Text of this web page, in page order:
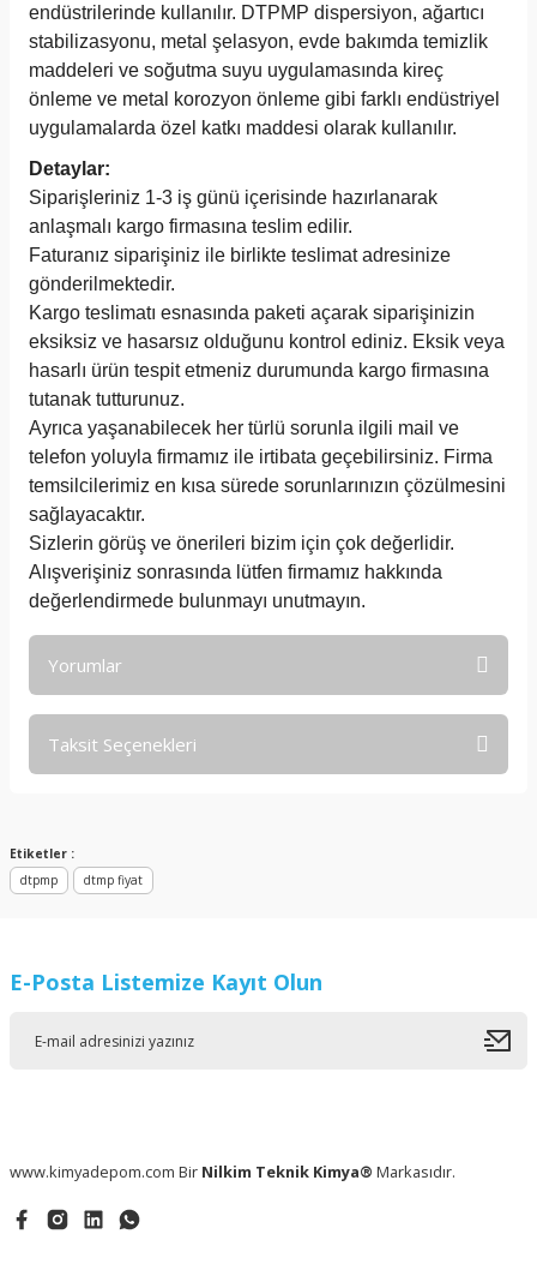
endüstrilerinde kullanılır. DTPMP dispersiyon, ağartıcı
stabilizasyonu, metal şelasyon, evde bakımda temizlik
maddeleri ve soğutma suyu uygulamasında kireç
önleme ve metal korozyon önleme gibi farklı endüstriyel
uygulamalarda özel katkı maddesi olarak kullanılır.
Detaylar:
Siparişleriniz 1-3 iş günü içerisinde hazırlanarak
anlaşmalı kargo firmasına teslim edilir.
Faturanız siparişiniz ile birlikte teslimat adresinize
gönderilmektedir.
Kargo teslimatı esnasında paketi açarak siparişinizin
eksiksiz ve hasarsız olduğunu kontrol ediniz. Eksik veya
hasarlı ürün tespit etmeniz durumunda kargo firmasına
tutanak tutturunuz.
Ayrıca yaşanabilecek her türlü sorunla ilgili mail ve
telefon yoluyla firmamız ile irtibata geçebilirsiniz. Firma
temsilcilerimiz en kısa sürede sorunlarınızın çözülmesini
sağlayacaktır.
Sizlerin görüş ve önerileri bizim için çok değerlidir.
Alışverişiniz sonrasında lütfen firmamız hakkında
değerlendirmede bulunmayı unutmayın.
Yorumlar
Taksit Seçenekleri
Etiketler :
dtpmp
dtmp fiyat
E-Posta Listemize Kayıt Olun
www.kimyadepom.com Bir Nilkim Teknik Kimya® Markasıdır.